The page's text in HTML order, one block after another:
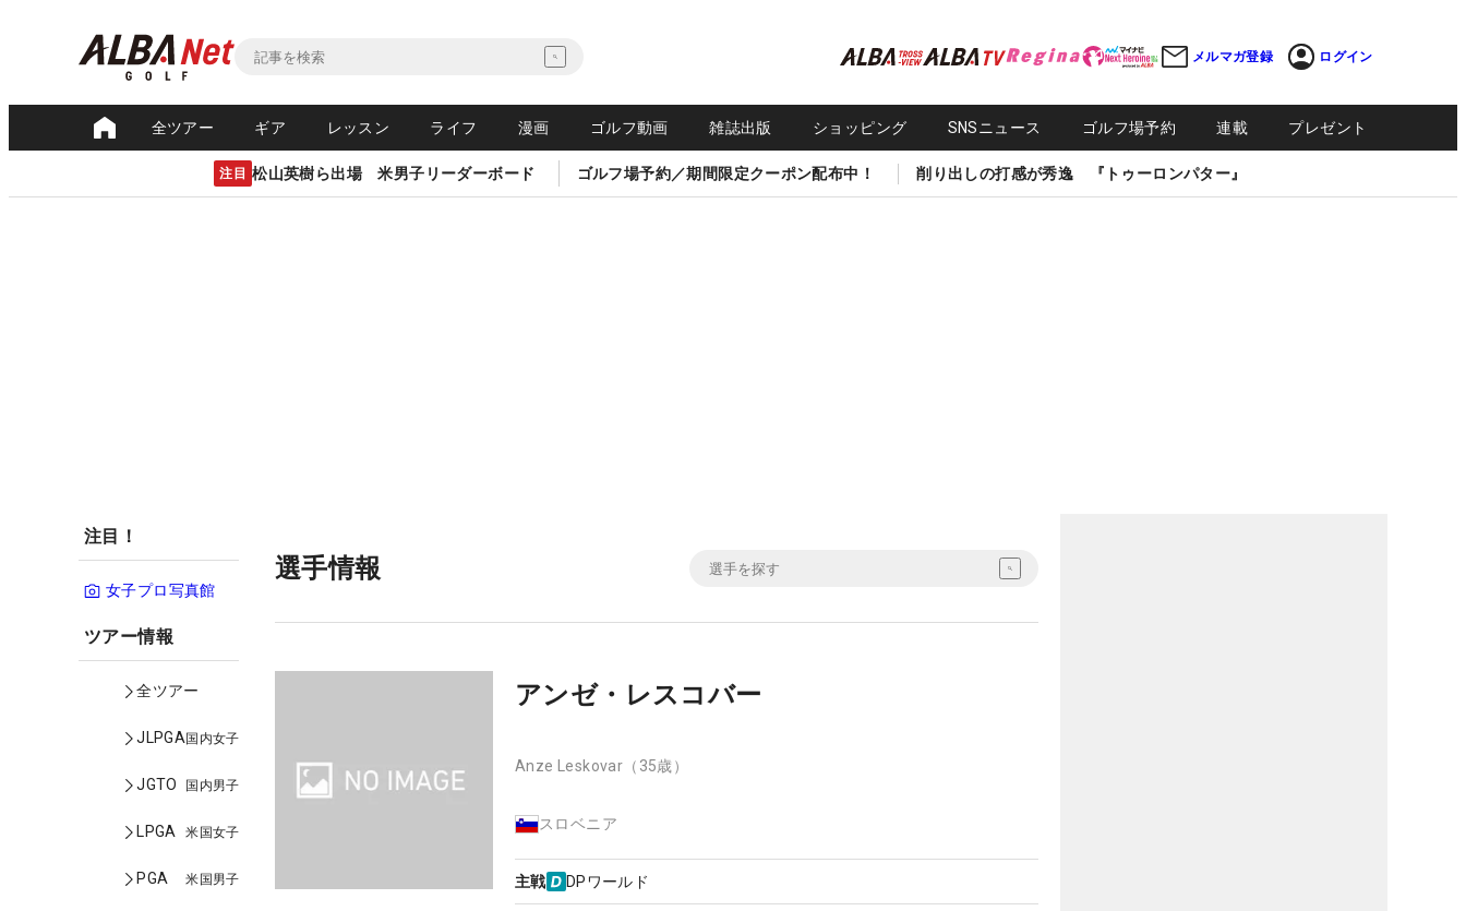
メルマガ登録 ログイン
全ツアー ギア レッスン ライフ 漫画 ゴルフ動画 雑誌出版 ショッピング SNSニュース ゴルフ場予約 連載 プレゼント
注目 松山英樹ら出場 米男子リーダーボード ゴルフ場予約／期間限定クーポン配布中！ 削り出しの打感が秀逸 『トゥーロンパター』
注目！
女子プロ写真館
ツアー情報
全ツアー
JLPGA国内女子
JGTO 国内男子
LPGA 米国女子
PGA 米国男子
選手情報
アンゼ・レスコバー
Anze Leskovar （35歳）
スロベニア
主戦 DPワールド